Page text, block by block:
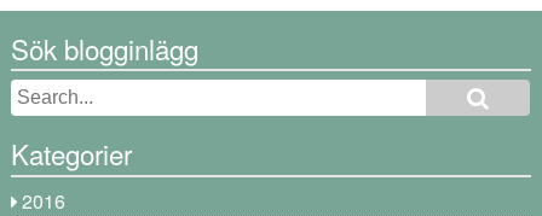
Sök blogginlägg
Kategorier
2016